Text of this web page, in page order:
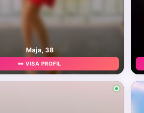
Maja, 38
👀 VISA PROFIL